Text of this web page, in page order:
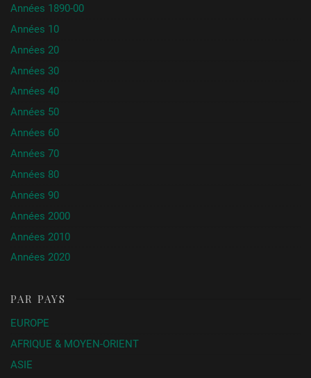
Années 1890-00
Années 10
Années 20
Années 30
Années 40
Années 50
Années 60
Années 70
Années 80
Années 90
Années 2000
Années 2010
Années 2020
PAR PAYS
EUROPE
AFRIQUE & MOYEN-ORIENT
ASIE